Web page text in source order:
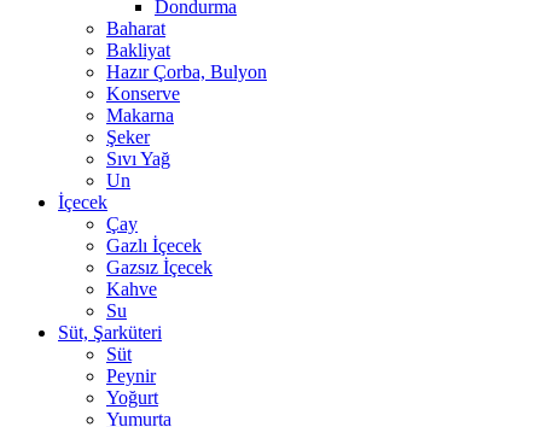
Dondurma
Baharat
Bakliyat
Hazır Çorba, Bulyon
Konserve
Makarna
Şeker
Sıvı Yağ
Un
İçecek
Çay
Gazlı İçecek
Gazsız İçecek
Kahve
Su
Süt, Şarküteri
Süt
Peynir
Yoğurt
Yumurta